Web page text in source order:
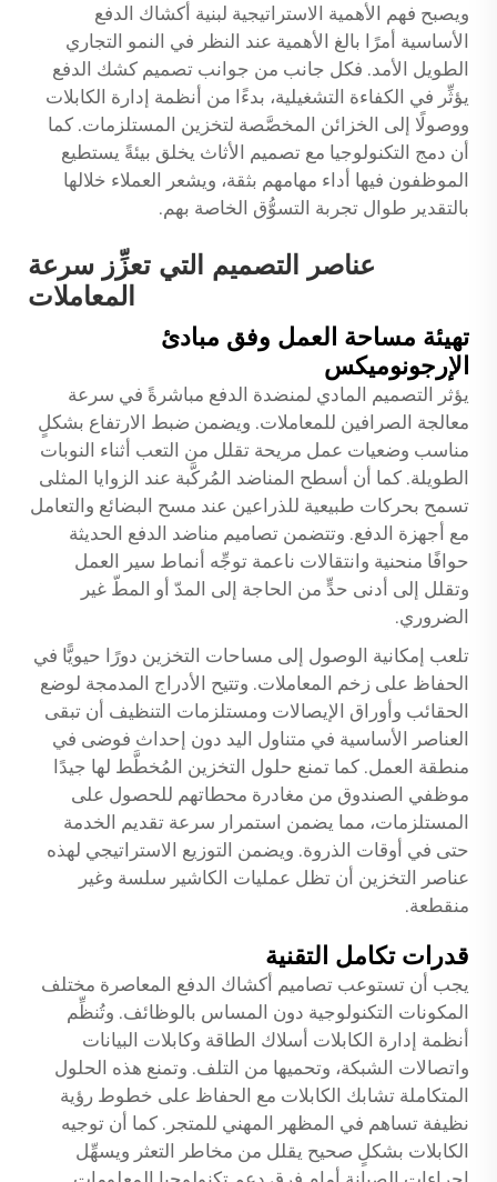
ويصبح فهم الأهمية الاستراتيجية لبنية أكشاك الدفع
الأساسية أمرًا بالغ الأهمية عند النظر في النمو التجاري
الطويل الأمد. فكل جانب من جوانب تصميم كشك الدفع
يؤثِّر في الكفاءة التشغيلية، بدءًا من أنظمة إدارة الكابلات
ووصولًا إلى الخزائن المخصَّصة لتخزين المستلزمات. كما
أن دمج التكنولوجيا مع تصميم الأثاث يخلق بيئةً يستطيع
الموظفون فيها أداء مهامهم بثقة، ويشعر العملاء خلالها
بالتقدير طوال تجربة التسوُّق الخاصة بهم.
عناصر التصميم التي تعزِّز سرعة
المعاملات
تهيئة مساحة العمل وفق مبادئ
الإرجونوميكس
يؤثر التصميم المادي لمنضدة الدفع مباشرةً في سرعة
معالجة الصرافين للمعاملات. ويضمن ضبط الارتفاع بشكلٍ
مناسب وضعيات عمل مريحة تقلل من التعب أثناء النوبات
الطويلة. كما أن أسطح المناضد المُركَّبة عند الزوايا المثلى
تسمح بحركات طبيعية للذراعين عند مسح البضائع والتعامل
مع أجهزة الدفع. وتتضمن تصاميم مناضد الدفع الحديثة
حوافًا منحنية وانتقالات ناعمة توجِّه أنماط سير العمل
وتقلل إلى أدنى حدٍّ من الحاجة إلى المدّ أو المطّ غير
الضروري.
تلعب إمكانية الوصول إلى مساحات التخزين دورًا حيويًّا في
الحفاظ على زخم المعاملات. وتتيح الأدراج المدمجة لوضع
الحقائب وأوراق الإيصالات ومستلزمات التنظيف أن تبقى
العناصر الأساسية في متناول اليد دون إحداث فوضى في
منطقة العمل. كما تمنع حلول التخزين المُخطَّط لها جيدًا
موظفي الصندوق من مغادرة محطاتهم للحصول على
المستلزمات، مما يضمن استمرار سرعة تقديم الخدمة
حتى في أوقات الذروة. ويضمن التوزيع الاستراتيجي لهذه
عناصر التخزين أن تظل عمليات الكاشير سلسة وغير
منقطعة.
قدرات تكامل التقنية
يجب أن تستوعب تصاميم أكشاك الدفع المعاصرة مختلف
المكونات التكنولوجية دون المساس بالوظائف. وتُنظِّم
أنظمة إدارة الكابلات أسلاك الطاقة وكابلات البيانات
واتصالات الشبكة، وتحميها من التلف. وتمنع هذه الحلول
المتكاملة تشابك الكابلات مع الحفاظ على خطوط رؤية
نظيفة تساهم في المظهر المهني للمتجر. كما أن توجيه
الكابلات بشكلٍ صحيح يقلل من مخاطر التعثر ويسهِّل